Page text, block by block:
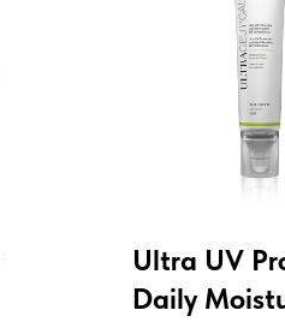
Ultra UV
Daily